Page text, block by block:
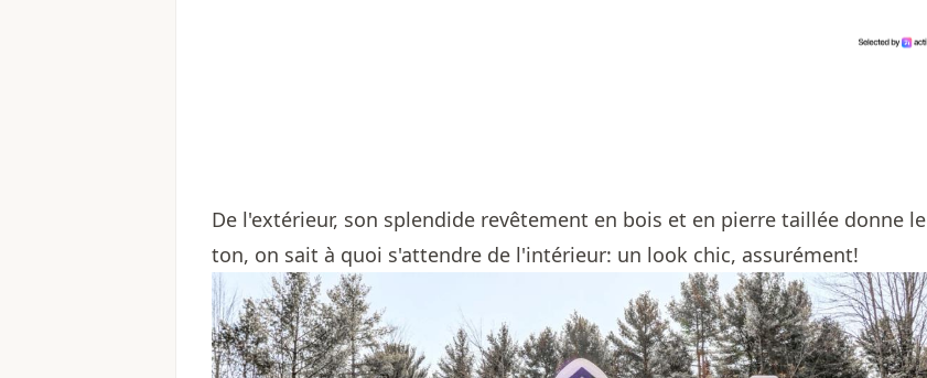
De l'extérieur, son splendide revêtement en bois et en pierre taillée donne le
ton, on sait à quoi s'attendre de l'intérieur: un look chic, assurément!